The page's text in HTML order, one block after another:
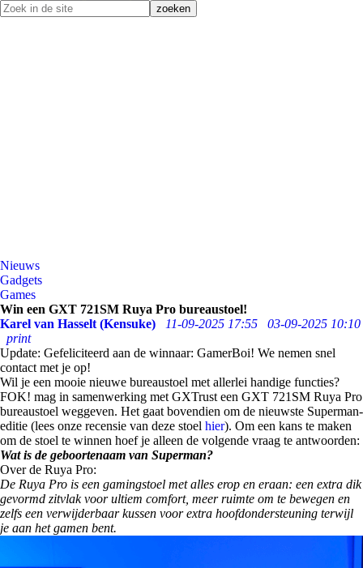
Nieuws
Gadgets
Games
Win een GXT 721SM Ruya Pro bureaustoel!
Karel van Hasselt (Kensuke)
11-09-2025 17:55
03-09-2025 10:10
print
Update: Gefeliciteerd aan de winnaar: GamerBoi! We nemen snel
contact met je op!
Wil je een mooie nieuwe bureaustoel met allerlei handige functies?
FOK! mag in samenwerking met GXTrust een GXT 721SM Ruya Pro
bureaustoel weggeven. Het gaat bovendien om de nieuwste Superman-
editie (lees onze recensie van deze stoel hier). Om een kans te maken
om de stoel te winnen hoef je alleen de volgende vraag te antwoorden:
Wat is de geboortenaam van Superman?
Over de Ruya Pro:
De Ruya Pro is een gamingstoel met alles erop en eraan: een extra dik
gevormd zitvlak voor ultiem comfort, meer ruimte om te bewegen en
zelfs een verwijderbaar kussen voor extra hoofdondersteuning terwijl
je aan het gamen bent.